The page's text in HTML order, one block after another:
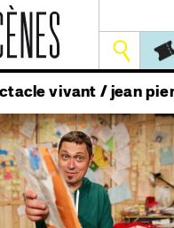
Outils
vivant jean